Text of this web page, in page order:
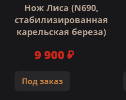
Нож Лиса (N690,
стабилизированная
карельская береза)
Под заказ
9 900 ₽